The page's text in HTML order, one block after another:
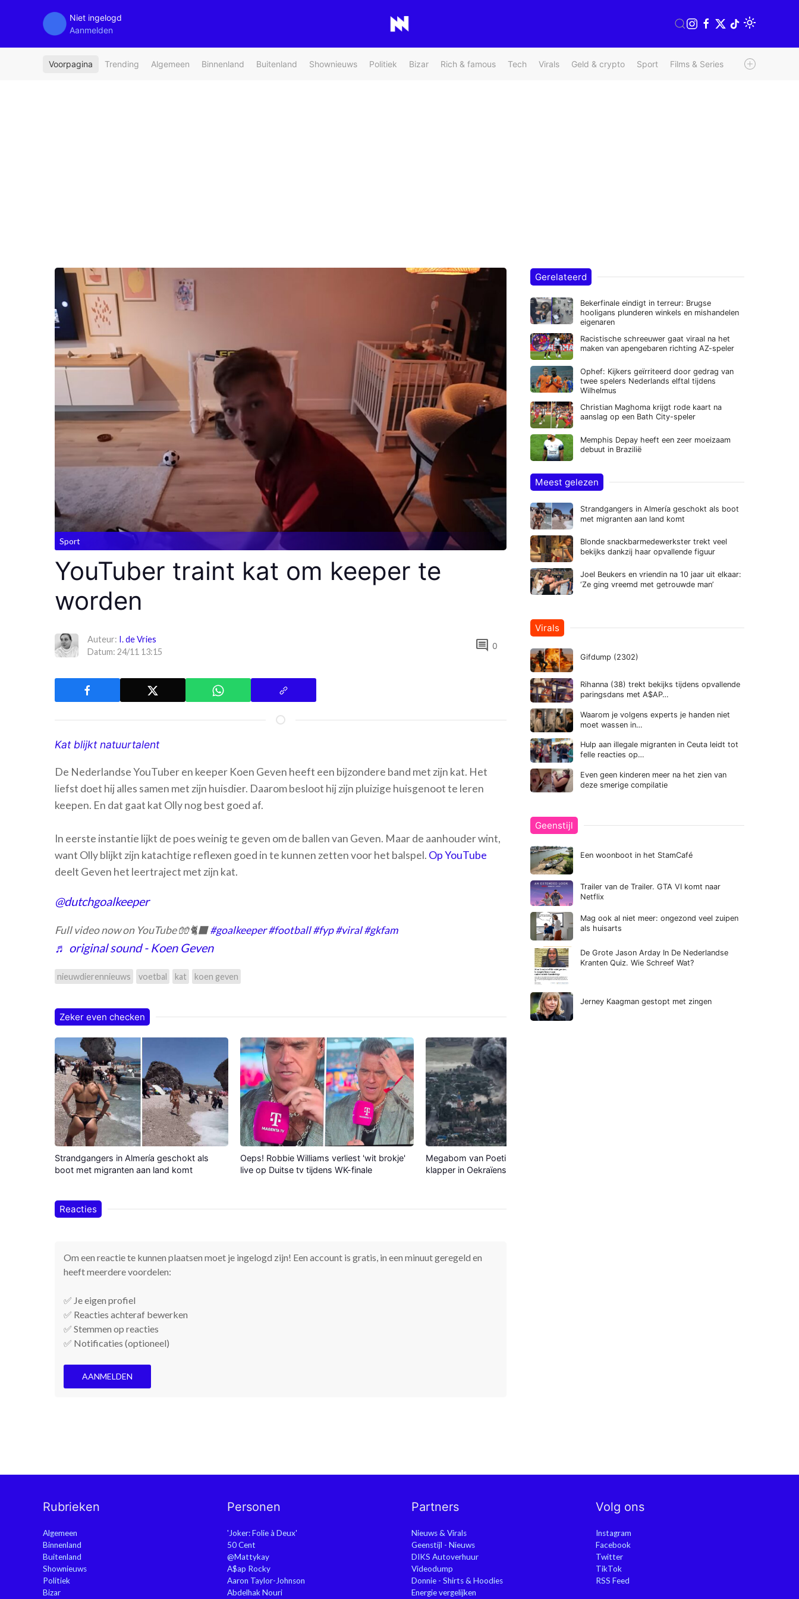
Niet ingelogd
Aanmelden
Voorpagina Trending Algemeen Binnenland Buitenland Shownieuws Politiek Bizar Rich & famous Tech Virals Geld & crypto Sport Films & Series Radio & TV
Sport
YouTuber traint kat om keeper te
worden
Auteur: I. de Vries
Datum: 24/11 13:15
comment 0
Kat blijkt natuurtalent
De Nederlandse YouTuber en keeper Koen Geven heeft een bijzondere band met zijn kat. Het
liefst doet hij alles samen met zijn huisdier. Daarom besloot hij zijn pluizige huisgenoot te leren
keepen. En dat gaat kat Olly nog best goed af.
In eerste instantie lijkt de poes weinig te geven om de ballen van Geven. Maar de aanhouder wint,
want Olly blijkt zijn katachtige reflexen goed in te kunnen zetten voor het balspel. Op YouTube
deelt Geven het leertraject met zijn kat.
@dutchgoalkeeper
Full video now on YouTube 🧤🐈‍⬛#goalkeeper#football#fyp#viral#gkfam
♬ original sound - Koen Geven
nieuwdierennieuws voetbal kat koen geven
Zeker even checken
Strandgangers in Almería geschokt als
boot met migranten aan land komt
Oeps! Robbie Williams verliest 'wit brokje'
live op Duitse tv tijdens WK-finale
Megabom van Poetin maakt gigantische
klapper in Oekraïense stad
Reacties
Om een reactie te kunnen plaatsen moet je ingelogd zijn! Een account is gratis, in een minuut geregeld en
heeft meerdere voordelen:
✅ Je eigen profiel
✅ Reacties achteraf bewerken
✅ Stemmen op reacties
✅ Notificaties (optioneel)
AANMELDEN
Gerelateerd
Bekerfinale eindigt in terreur: Brugse
hooligans plunderen winkels en mishandelen
eigenaren
Racistische schreeuwer gaat viraal na het
maken van apengebaren richting AZ-speler
Ophef: Kijkers geïrriteerd door gedrag van
twee spelers Nederlands elftal tijdens
Wilhelmus
Christian Maghoma krijgt rode kaart na
aanslag op een Bath City-speler
Memphis Depay heeft een zeer moeizaam
debuut in Brazilië
Meest gelezen
Strandgangers in Almería geschokt als boot
met migranten aan land komt
Blonde snackbarmedewerkster trekt veel
bekijks dankzij haar opvallende figuur
Joel Beukers en vriendin na 10 jaar uit elkaar:
‘Ze ging vreemd met getrouwde man’
Virals
Gifdump (2302)
Rihanna (38) trekt bekijks tijdens opvallende
paringsdans met A$AP…
Waarom je volgens experts je handen niet
moet wassen in…
Hulp aan illegale migranten in Ceuta leidt tot
felle reacties op…
Even geen kinderen meer na het zien van
deze smerige compilatie
Geenstijl
Een woonboot in het StamCafé
Trailer van de Trailer. GTA VI komt naar
Netflix
Mag ook al niet meer: ongezond veel zuipen
als huisarts
De Grote Jason Arday In De Nederlandse
Kranten Quiz. Wie Schreef Wat?
Jerney Kaagman gestopt met zingen
Rubrieken
Algemeen
Binnenland
Buitenland
Shownieuws
Politiek
Bizar
Personen
'Joker: Folie à Deux'
50 Cent
@Mattykay
A$ap Rocky
Aaron Taylor-Johnson
Abdelhak Nouri
Partners
Nieuws & Virals
Geenstijl - Nieuws
DIKS Autoverhuur
Videodump
Donnie - Shirts & Hoodies
Energie vergelijken
Volg ons
Instagram
Facebook
Twitter
TikTok
RSS Feed